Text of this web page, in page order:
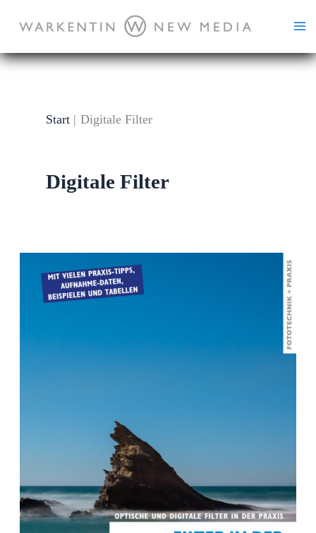
Inhalt
springen
Start Digitale Filter
Digitale Filter